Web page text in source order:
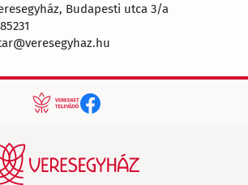
Budapesti utca 3/a